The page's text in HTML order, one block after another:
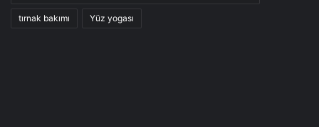
tırnak bakımı Yüz yogası